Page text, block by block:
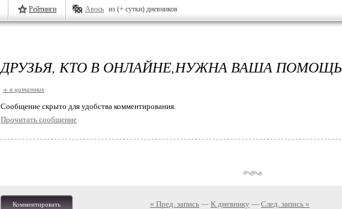
Рейтинги Авось из (+ сутки) дневников
ДРУЗЬЯ, КТО В ОНЛАЙНЕ,НУЖНА ВАША ПОМОЩЬ
+ в цитатник
Cообщение скрыто для удобства комментирования.
Прочитать сообщение
Комментировать « Пред. запись — К дневнику — След. запись »